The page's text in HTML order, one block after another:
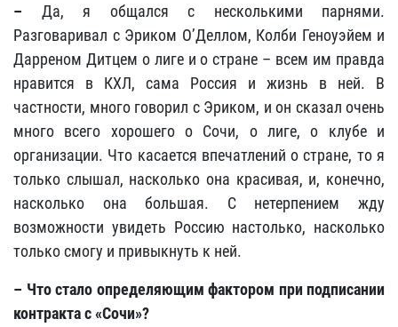
– Да, я общался с несколькими парнями.
Разговаривал с Эриком О’Деллом, Колби Геноуэйем и
Дарреном Дитцем о лиге и о стране – всем им правда
нравится в КХЛ, сама Россия и жизнь в ней. В
частности, много говорил с Эриком, и он сказал очень
много всего хорошего о Сочи, о лиге, о клубе и
организации. Что касается впечатлений о стране, то я
только слышал, насколько она красивая, и, конечно,
насколько она большая. С нетерпением жду
возможности увидеть Россию настолько, насколько
только смогу и привыкнуть к ней.
– Что стало определяющим фактором при подписании
контракта с «Сочи»?